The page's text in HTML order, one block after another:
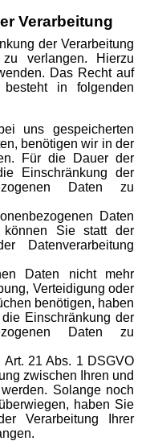
Verarbeitung
der Verarbeitung
zu verlangen. Hierzu
Das Recht auf
besteht in folgenden
uns gespeicherten
benötigen wir in der
Für die Dauer der
Einschränkung der
Daten zu
Daten
können Sie statt der
Datenverarbeitung
Daten nicht mehr
Verteidigung oder
benötigen, haben
Einschränkung der
Daten zu
21 Abs. 1 DSGVO
zwischen Ihren und
Solange noch
haben Sie
Verarbeitung Ihrer